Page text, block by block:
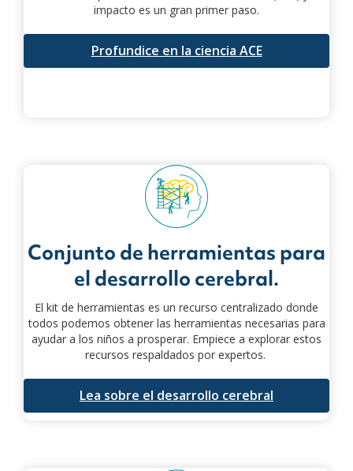
impacto es un gran primer paso.
Profundice en la ciencia ACE
Conjunto de herramientas para
el desarrollo cerebral.
El kit de herramientas es un recurso centralizado donde
todos podemos obtener las herramientas necesarias para
ayudar a los niños a prosperar. Empiece a explorar estos
recursos respaldados por expertos.
Lea sobre el desarrollo cerebral